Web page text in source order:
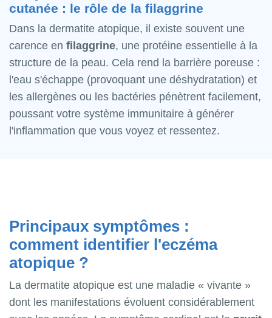
cutanée : le rôle de la filaggrine
Dans la dermatite atopique, il existe souvent une
carence en filaggrine, une protéine essentielle à la
structure de la peau. Cela rend la barrière poreuse :
l'eau s'échappe (provoquant une déshydratation) et
les allergènes ou les bactéries pénètrent facilement,
poussant votre système immunitaire à générer
l'inflammation que vous voyez et ressentez.
Principaux symptômes :
comment identifier l'eczéma
atopique ?
La dermatite atopique est une maladie « vivante »
dont les manifestations évoluent considérablement